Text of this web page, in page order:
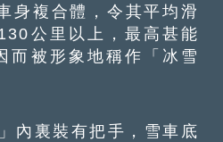
身複合體，令其平均滑
公里以上，最高甚能
而被形象地稱作「冰雪
裏裝有把手，雪車底